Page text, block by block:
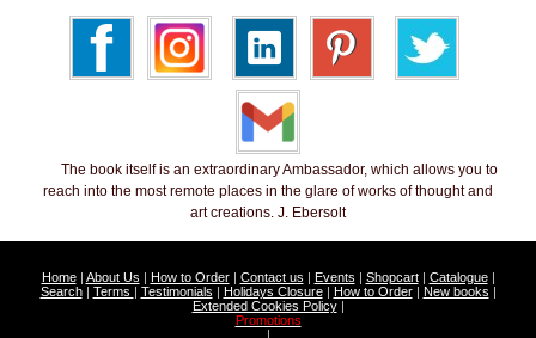
The book itself is an extraordinary Ambassador, which allows you to
reach into the most remote places in the glare of works of thought and
art creations. J. Ebersolt
Home| About Us | How to Order| Contact us | Events | Shopcart| Catalogue|
Search| Terms | Testimonials | Holidays Closure| How to Order| New books |
Extended Cookies Policy|
Promotions
|